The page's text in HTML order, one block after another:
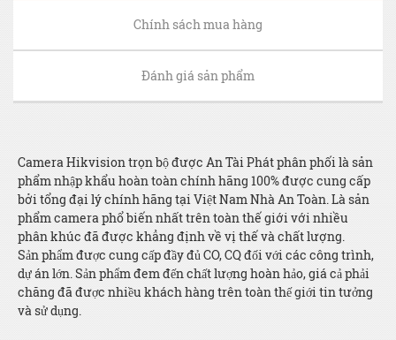
Chính sách mua hàng
Đánh giá sản phẩm
Camera Hikvision trọn bộ được An Tài Phát phân phối là sản
phẩm nhập khẩu hoàn toàn chính hãng 100% được cung cấp
bởi tổng đại lý chính hãng tại Việt Nam Nhà An Toàn. Là sản
phẩm camera phổ biến nhất trên toàn thế giới với nhiều
phân khúc đã được khẳng định về vị thế và chất lượng.
Sản phẩm được cung cấp đầy đủ CO, CQ đối với các công trình,
dự án lớn. Sản phẩm đem đến chất lượng hoàn hảo, giá cả phải
chăng đã được nhiều khách hàng trên toàn thế giới tin tưởng
và sử dụng.